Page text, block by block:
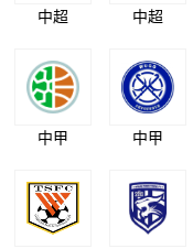
中超 中超
中甲 中甲